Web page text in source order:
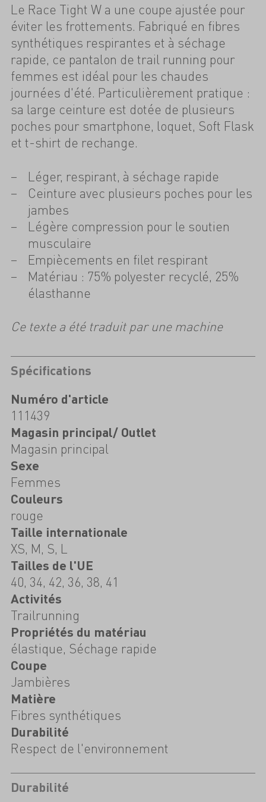
Le Race Tight W a une coupe ajustée pour
éviter les frottements. Fabriqué en fibres
synthétiques respirantes et à séchage
rapide, ce pantalon de trail running pour
femmes est idéal pour les chaudes
journées d'été. Particulièrement pratique :
sa large ceinture est dotée de plusieurs
poches pour smartphone, loquet, Soft Flask
et t-shirt de rechange.
Léger, respirant, à séchage rapide
Ceinture avec plusieurs poches pour les
jambes
Légère compression pour le soutien
musculaire
Empiècements en filet respirant
Matériau : 75% polyester recyclé, 25%
élasthanne
Ce texte a été traduit par une machine
Spécifications
Numéro d'article
111439
Magasin principal/ Outlet
Magasin principal
Sexe
Femmes
Couleurs
rouge
Taille internationale
XS, M, S, L
Tailles de l'UE
40, 34, 42, 36, 38, 41
Activités
Trailrunning
Propriétés du matériau
élastique, Séchage rapide
Coupe
Jambières
Matière
Fibres synthétiques
Durabilité
Respect de l'environnement
Durabilité